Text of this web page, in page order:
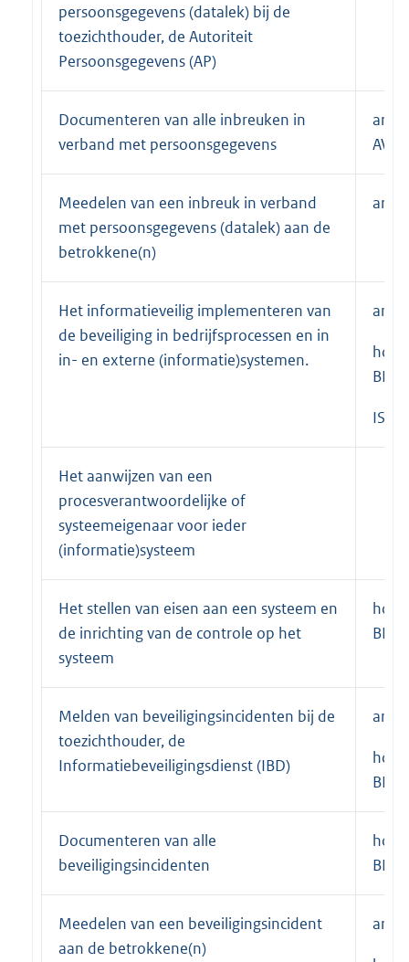
persoonsgegevens (datalek) bij de
toezichthouder, de Autoriteit
Persoonsgegevens (AP)
Documenteren van alle inbreuken in
verband met persoonsgegevens
art.
AVG
Meedelen van een inbreuk in verband
met persoonsgegevens (datalek) aan de
betrokkene(n)
art.
Het informatieveilig implementeren van
de beveiliging in bedrijfsprocessen en in
in- en externe (informatie)systemen.
art.
BIO
ISO
Het aanwijzen van een
procesverantwoordelijke of
systeemeigenaar voor ieder
(informatie)systeem
Het stellen van eisen aan een systeem en
de inrichting van de controle op het
systeem
BIO
Melden van beveiligingsincidenten bij de
toezichthouder, de
Informatiebeveiligingsdienst (IBD)
art.
BIO
Documenteren van alle
beveiligingsincidenten
BIO
Meedelen van een beveiligingsincident
aan de betrokkene(n)
art.